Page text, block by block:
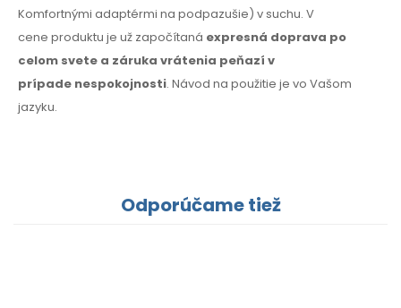
Komfortnými adaptérmi na podpazušie) v suchu. V
cene produktu je už započítaná expresná doprava po
celom svete a záruka vrátenia peňazí v
prípade nespokojnosti. Návod na použitie je vo Vašom
jazyku.
Odporúčame tiež